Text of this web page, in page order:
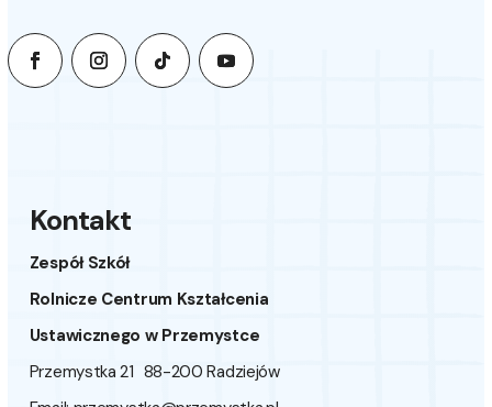
Kontakt
Zespół Szkół
Rolnicze Centrum Kształcenia
Ustawicznego w Przemystce
Przemystka 21 88-200 Radziejów